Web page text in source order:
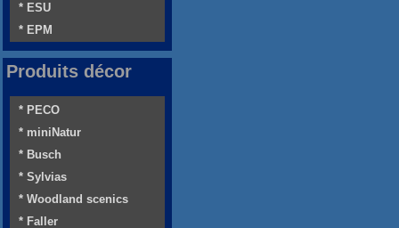
* ESU
* EPM
Produits décor
* PECO
* miniNatur
* Busch
* Sylvias
* Woodland scenics
* Faller